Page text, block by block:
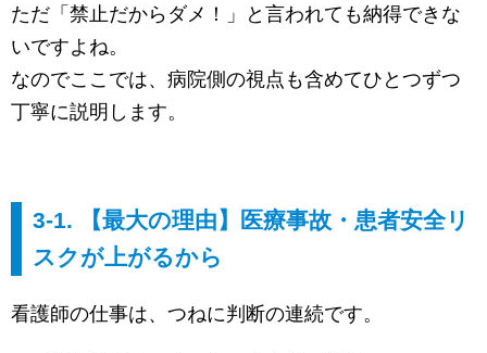
ただ「禁止だからダメ！」と言われても納得できな
いですよね。
なのでここでは、病院側の視点も含めてひとつずつ
丁寧に説明します。
3-1. 【最大の理由】医療事故・患者安全リ
スクが上がるから
看護師の仕事は、つねに判断の連続です。